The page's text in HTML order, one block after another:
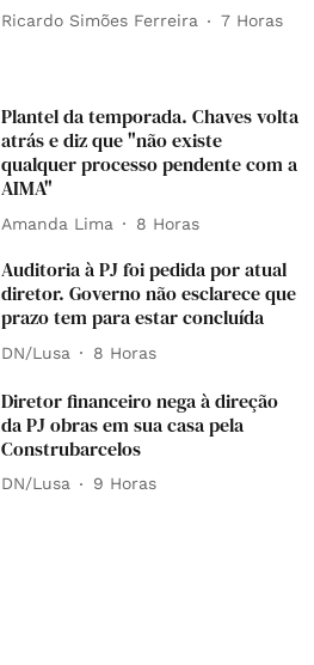
Ricardo Simões Ferreira 7 Horas
Plantel da temporada. Chaves volta
atrás e diz que "não existe
qualquer processo pendente com a
AIMA"
Amanda Lima 8 Horas
Auditoria à PJ foi pedida por atual
diretor. Governo não esclarece que
prazo tem para estar concluída
DN/Lusa 8 Horas
Diretor financeiro nega à direção
da PJ obras em sua casa pela
Construbarcelos
DN/Lusa 9 Horas